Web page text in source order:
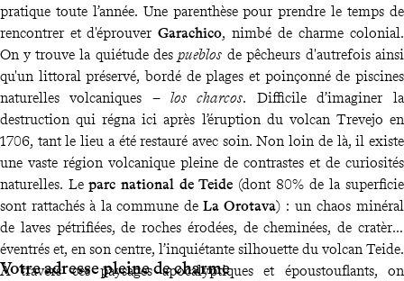
pratique toute l’année. Une parenthèse pour prendre le temps de
rencontrer et d'éprouver Garachico, nimbé de charme colonial.
On y trouve la quiétude des pueblos de pêcheurs d'autrefois ainsi
qu'un littoral préservé, bordé de plages et poinçonné de piscines
naturelles volcaniques – los charcos. Difficile d’imaginer la
destruction qui régna ici après l’éruption du volcan Trevejo en
1706, tant le lieu a été restauré avec soin. Non loin de là, il existe
une vaste région volcanique pleine de contrastes et de curiosités
naturelles. Le parc national de Teide (dont 80% de la superficie
sont rattachés à la commune de La Orotava) : un chaos minéral
de laves pétrifiées, de roches érodées, de cheminées, de cratères
éventrés et, en son centre, l’inquiétante silhouette du volcan Teide.
À travers ces paysages apocalyptiques et époustouflants, on
Votre adresse pleine de charme